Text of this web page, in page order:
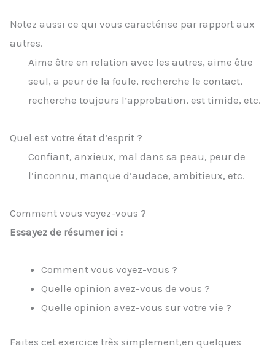
Notez aussi ce qui vous caractérise par rapport aux
autres.
Aime être en relation avec les autres, aime être
seul, a peur de la foule, recherche le contact,
recherche toujours l’approbation, est timide, etc.
Quel est votre état d’esprit ?
Confiant, anxieux, mal dans sa peau, peur de
l’inconnu, manque d’audace, ambitieux, etc.
Comment vous voyez-vous ?
Essayez de résumer ici :
Comment vous voyez-vous ?
Quelle opinion avez-vous de vous ?
Quelle opinion avez-vous sur votre vie ?
Faites cet exercice très simplement,en quelques